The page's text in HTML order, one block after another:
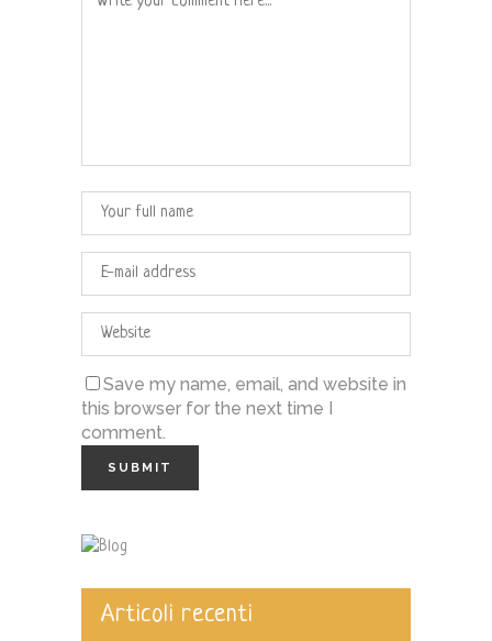
Save my name, email, and website in
this browser for the next time I
comment.
Articoli recenti